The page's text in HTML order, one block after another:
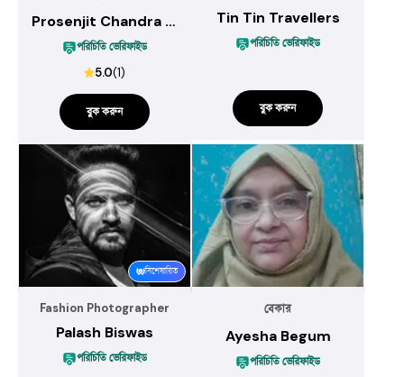
Prosenjit Chandra Malo
পরিচিতি ভেরিফাইড
5.0(1)
বুক করুন
Tin Tin Travellers
পরিচিতি ভেরিফাইড
বুক করুন
বিশেষায়িত
Fashion Photographer
Palash Biswas
পরিচিতি ভেরিফাইড
বেকার
Ayesha Begum
পরিচিতি ভেরিফাইড